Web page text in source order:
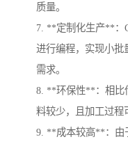
质量。
7. **定制化生产**：
进行编程，实现小批
需求。
8. **环保性**：相比
料较少，且加工过程
9. **成本较高**：由